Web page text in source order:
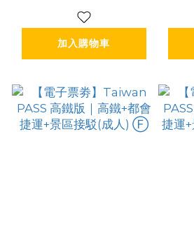
童12歲以下) Ⓕ
加入購物車